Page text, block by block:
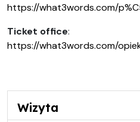
https://what3words.com/
Ticket office:
https://what3words.com/
Wizyta